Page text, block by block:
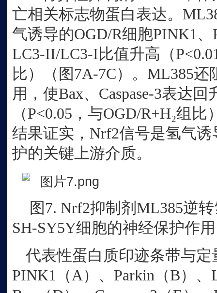
亡相关标志物蛋白表达。
气诱导的OGD/R细胞PINK1、
LC3‑II/LC3‑I比值升高（
比）（图7A‑7C）。ML385
用，使Bax、Caspase‑3表达
（P<0.05，与OGD/R+H₂组
结果证实，Nrf2信号是氢气
护的关键上游介质。
图 7. Nrf2抑制剂ML385逆
SH‑SY5Y细胞的神经保护作用
代表性蛋白质印迹条带与定
PINK1（A）、Parkin（B）、